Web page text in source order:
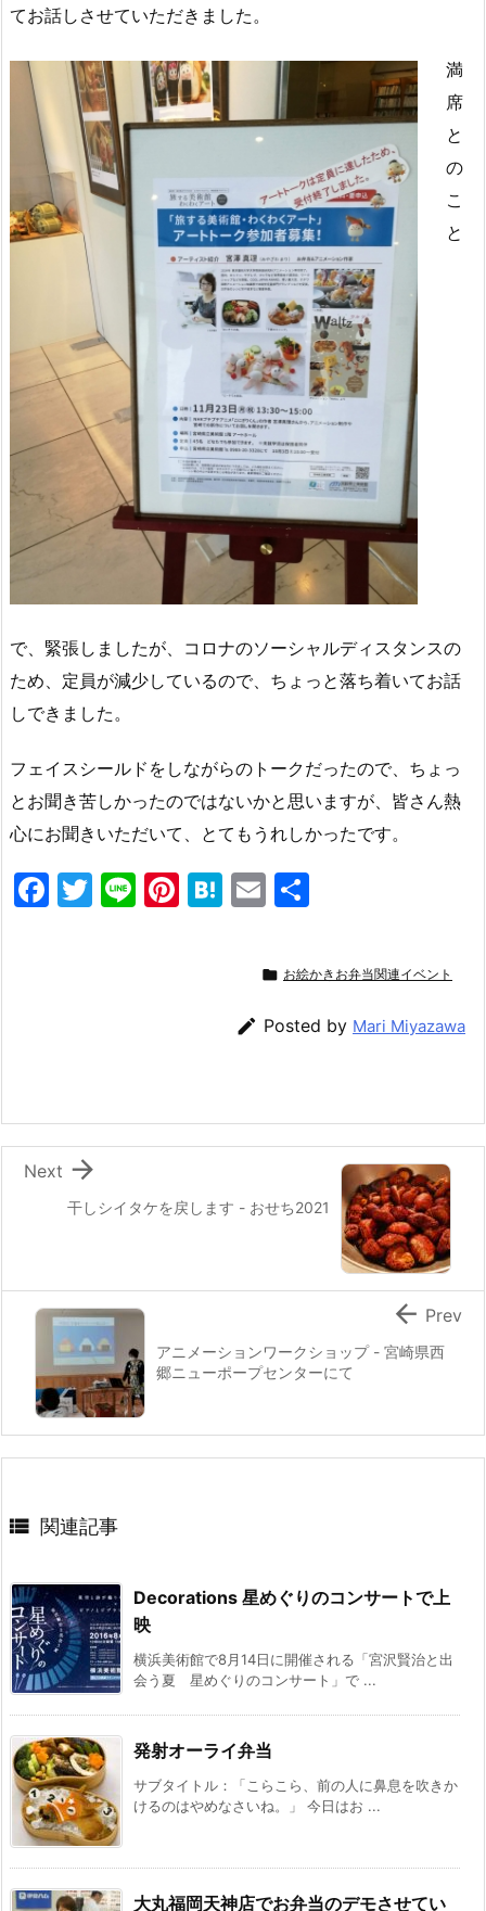
てお話しさせていただきました。
満
席
と
の
こ
と
で、緊張しましたが、コロナのソーシャルディスタンスの
ため、定員が減少しているので、ちょっと落ち着いてお話
しできました。
フェイスシールドをしながらのトークだったので、ちょっ
とお聞き苦しかったのではないかと思いますが、皆さん熱
心にお聞きいただいて、とてもうれしかったです。
F
k
T
Li Pi H
a
E
ai
l
 お絵かきお弁当関連イベント
 Posted by Mari Miyazawa
干しシイタケを戻します - おせち2021

Next
アニメーションワークショップ - 宮崎県西
郷ニューポープセンターにて
 Prev
 関連記事
Decorations 星めぐりのコンサートで上
映
横浜美術館で8月14日に開催される「宮沢賢治と出
会う夏 星めぐりのコンサート」で ...
発射オーライ弁当
サブタイトル：「こらこら、前の人に鼻息を吹きか
けるのはやめなさいね。」 今日はお ...
大丸福岡天神店でお弁当のデモさせてい